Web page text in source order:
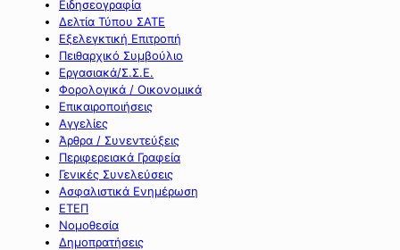
Ειδησεογραφία
Δελτία Τύπου ΣΑΤΕ
Εξελεγκτική Επιτροπή
Πειθαρχικό Συμβούλιο
Εργασιακά/Σ.Σ.Ε.
Φορολογικά / Οικονομικά
Επικαιροποιήσεις
Αγγελίες
Άρθρα / Συνεντεύξεις
Περιφερειακά Γραφεία
Γενικές Συνελεύσεις
Ασφαλιστικά Ενημέρωση
ΕΤΕΠ
Νομοθεσία
Δημοπρατήσεις